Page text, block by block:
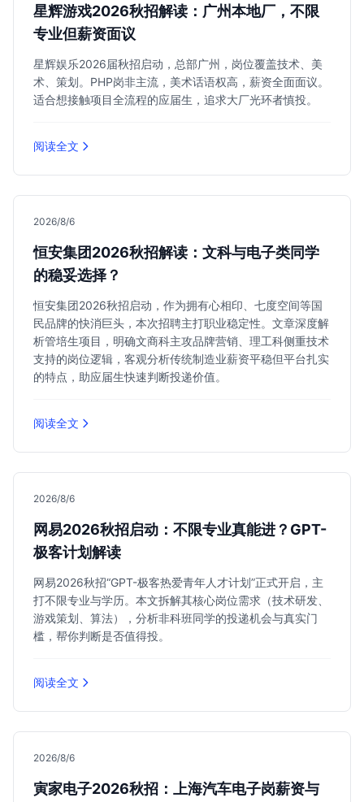
星辉游戏2026秋招解读：广州本地厂，不限
专业但薪资面议
星辉娱乐2026届秋招启动，总部广州，岗位覆盖技术、美
术、策划。PHP岗非主流，美术话语权高，薪资全面面议。
适合想接触项目全流程的应届生，追求大厂光环者慎投。
阅读全文
2026/8/6
恒安集团2026秋招解读：文科与电子类同学
的稳妥选择？
恒安集团2026秋招启动，作为拥有心相印、七度空间等国
民品牌的快消巨头，本次招聘主打职业稳定性。文章深度解
析管培生项目，明确文商科主攻品牌营销、理工科侧重技术
支持的岗位逻辑，客观分析传统制造业薪资平稳但平台扎实
的特点，助应届生快速判断投递价值。
阅读全文
2026/8/6
网易2026秋招启动：不限专业真能进？GPT-
极客计划解读
网易2026秋招“GPT-极客热爱青年人才计划”正式开启，主
打不限专业与学历。本文拆解其核心岗位需求（技术研发、
游戏策划、算法），分析非科班同学的投递机会与真实门
槛，帮你判断是否值得投。
阅读全文
2026/8/6
寅家电子2026秋招：上海汽车电子岗薪资与